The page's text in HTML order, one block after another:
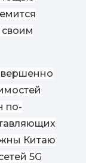
по-
Китаю
5G